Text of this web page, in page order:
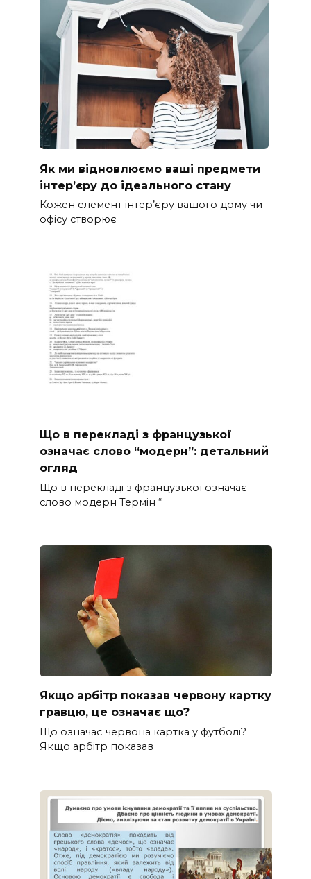
Як ми відновлюємо ваші предмети
інтер’єру до ідеального стану
Кожен елемент інтер’єру вашого дому чи
офісу створює
Що в перекладі з французької
означає слово “модерн”: детальний
огляд
Що в перекладі з французької означає
слово модерн Термін “
Якщо арбітр показав червону картку
гравцю, це означає що?
Що означає червона картка у футболі?
Якщо арбітр показав